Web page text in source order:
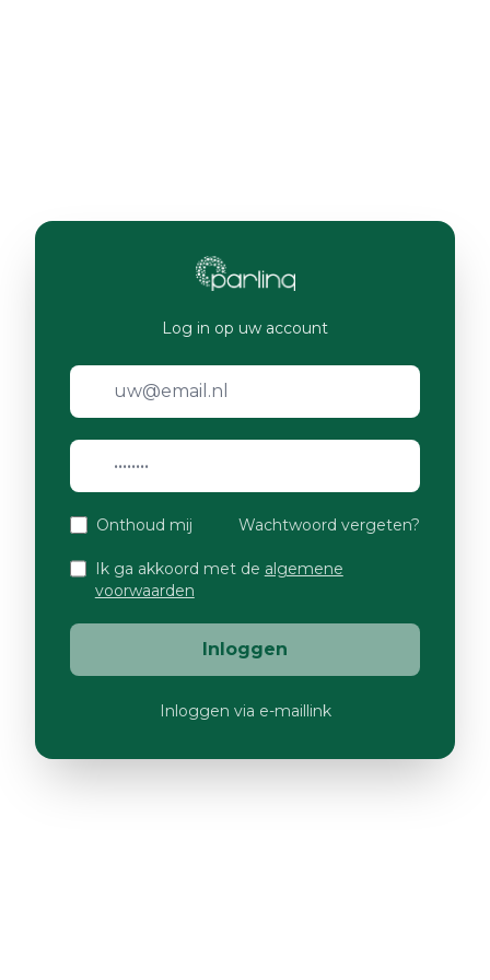
Log in op uw account
Onthoud mij Wachtwoord vergeten?
Ik ga akkoord met de algemene
voorwaarden
Inloggen
Inloggen via e-maillink